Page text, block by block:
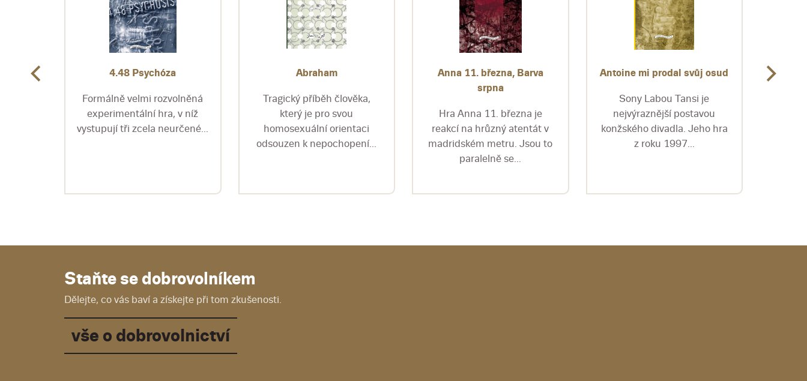
4.48 Psychóza
Formálně velmi rozvolněná
experimentální hra, v níž
vystupují tři zcela neurčené...
Abraham
Tragický příběh člověka,
který je pro svou
homosexuální orientaci
odsouzen k nepochopení...
Anna 11. března, Barva
srpna
Hra Anna 11. března je
reakcí na hrůzný atentát v
madridském metru. Jsou to
paralelně se...
Antoine mi prodal svůj osud
Sony Labou Tansi je
nejvýraznější postavou
konžského divadla. Jeho hra
z roku 1997...
Staňte se dobrovolníkem
Dělejte, co vás baví a získejte při tom zkušenosti.
vše o dobrovolnictví